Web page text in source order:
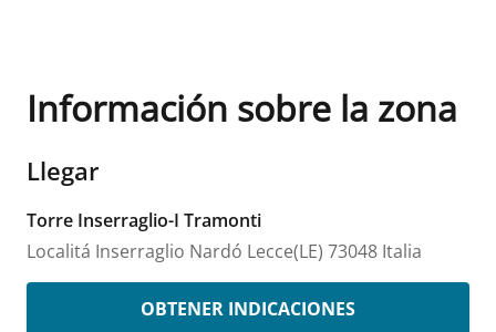
Información sobre la zona
Llegar
Torre Inserraglio-I Tramonti
Localitá Inserraglio Nardó Lecce(LE) 73048 Italia
OBTENER INDICACIONES